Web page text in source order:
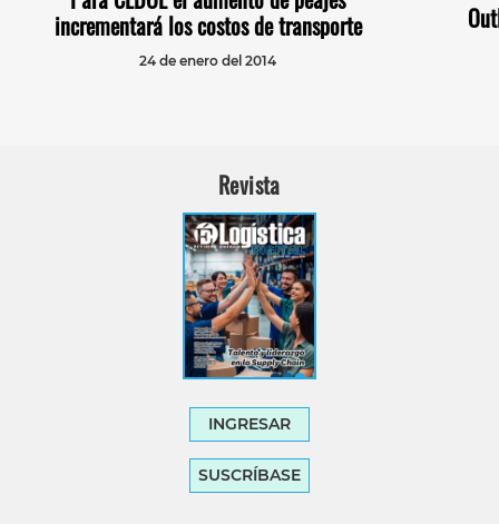
incrementará los costos de transporte
24 de enero del 2014
Revista
INGRESAR
SUSCRÍBASE